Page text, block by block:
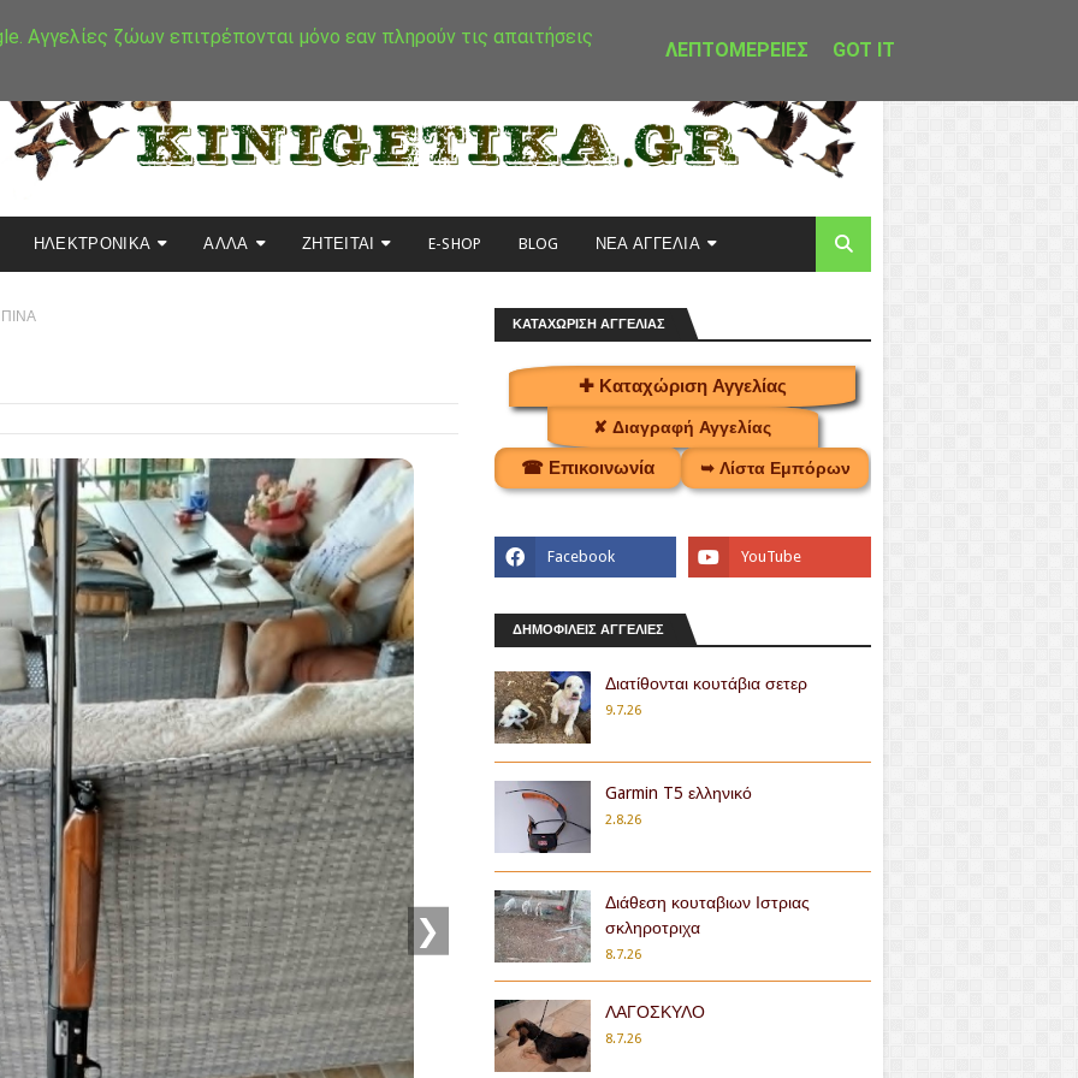
ΗΛΕΚΤΡΟΝΙΚΑ ΑΛΛΑ ΖΗΤΕΙΤΑΙ E-SHOP BLOG ΝΕΑ ΑΓΓΕΛΙΑ
❯
ΚΑΤΑΧΩΡΙΣΗ ΑΓΓΕΛΙΑΣ
✚ Καταχώριση Αγγελίας
✘ Διαγραφή Αγγελίας
☎ Επικοινωνία ➥ Λίστα Εμπόρων
ΔΗΜΟΦΙΛΕΙΣ ΑΓΓΕΛΙΕΣ
Διατίθονται κουτάβια σετερ
9.7.26
Garmin T5 ελληνικό
2.8.26
Διάθεση κουταβιων Ιστριας
σκληροτριχα
8.7.26
ΛΑΓΟΣΚΥΛΟ
8.7.26
Αγγελίες ζώων επιτρέπονται μόνο εαν πληρούν τις απαιτήσεις
ΛΕΠΤΟΜΕΡΕΙΕΣ GOT IT